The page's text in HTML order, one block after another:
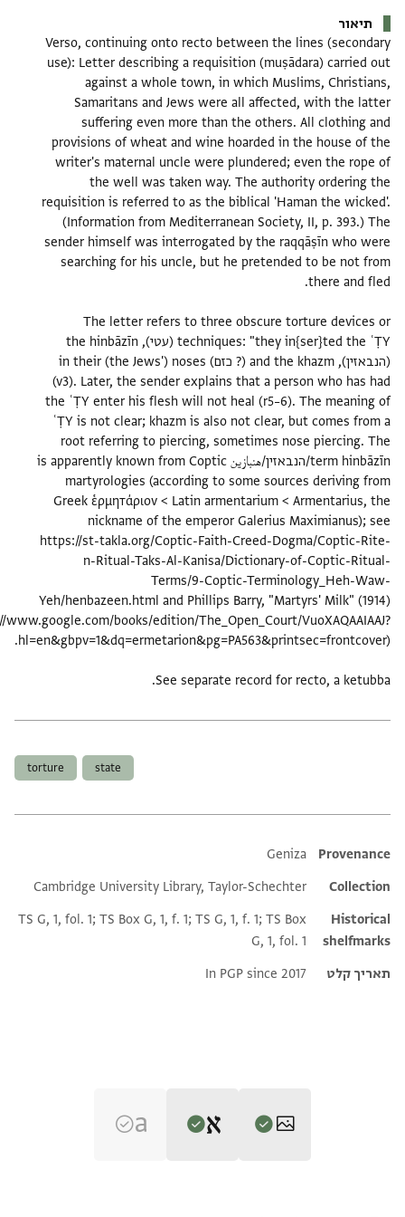
Verso, continuing onto recto between the lines
use): Letter describing a requisition (muṣādara)
against a whole town, in which Muslims,
Samaritans and Jews were all affected, with the
suffering even more than the others. All
provisions of wheat and wine hoarded in the house
writer's maternal uncle were plundered; even the
the well was taken way. The authority
requisition is referred to as the biblical 'Haman the
(Information from Mediterranean Society, II, p.
sender himself was interrogated by the raqqāṣīn who
searching for his uncle, but he pretended to be not
The letter refers to three obscure torture
techniques: "they in{ser}ted the ʿṬY (עטי), the hinbāzīn
(הנבאזין), and the khazm (? כזם) in their (the Jews') noses
(v3). Later, the sender explains that a person who
the ʿṬY enter his flesh will not heal (r5–6). The
ʿṬY is not clear; khazm is also not clear, but comes
root referring to piercing, sometimes nose
term hinbāzīn/הנבאזין/هنبازين is apparently known from Coptic
martyrologies (according to some sources deriving
Greek ἑρμητάριον < Latin armentarium <
nickname of the emperor Galerius
https://st-takla.org/Coptic-Faith-Creed-Dogma/
n-Ritual-Taks-Al-Kanisa/Dictionary-of-Coptic-
Terms/9-Coptic-Terminology_Heh-
Yeh/henbazeen.html and Phillips Barry, "Martyrs' Milk"
(https://www.google.com/books/edition/The_Open_Court/
See separate record for recto, a
torture
Additional
Geniza
Cambridge University Library, Taylor-Schechter
TS G, 1, fol. 1; TS Box G, 1, f. 1; TS G, 1, f. 1; TS Box
G, 1, fol. 1
קלט
In PGP since 2017